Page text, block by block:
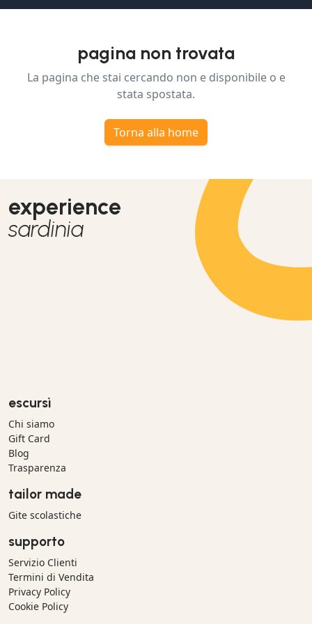
pagina non trovata
La pagina che stai cercando non e disponibile o e
stata spostata.
Torna alla home
experience
sardinia
escursì
Chi siamo
Gift Card
Blog
Trasparenza
tailor made
Gite scolastiche
supporto
Servizio Clienti
Termini di Vendita
Privacy Policy
Cookie Policy